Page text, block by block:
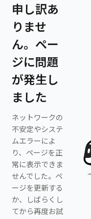
申し訳あ
りませ
ん。ペー
ジに問題
が発生し
ました
ネットワークの
不安定やシステ
ムエラーによ
り、ページを正
常に表示できま
せんでした。ペ
ージを更新する
か、しばらくし
てから再度お試